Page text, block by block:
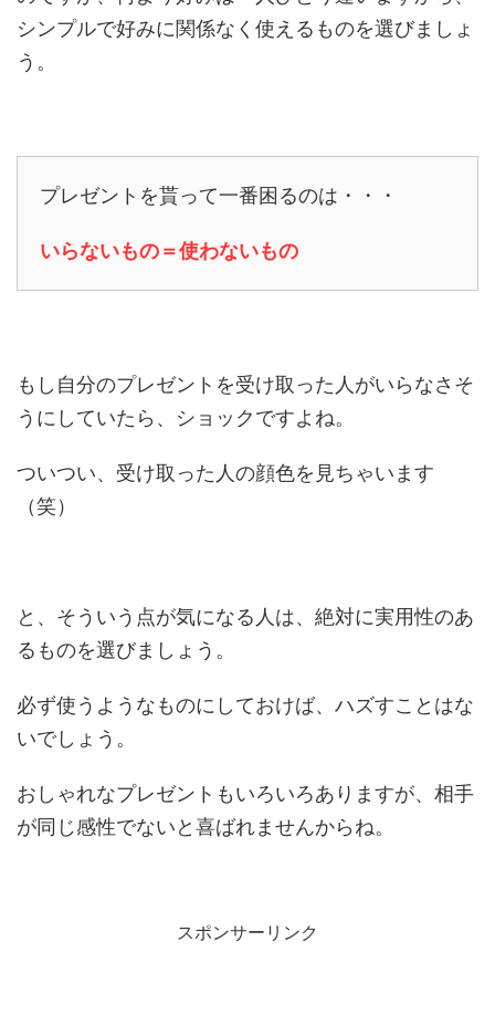
シンプルで好みに関係なく使えるものを選びましょ
う。
プレゼントを貰って一番困るのは・・・
いらないもの＝使わないもの
もし自分のプレゼントを受け取った人がいらなさそ
うにしていたら、ショックですよね。
ついつい、受け取った人の顔色を見ちゃいます
（笑）
と、そういう点が気になる人は、絶対に実用性のあ
るものを選びましょう。
必ず使うようなものにしておけば、ハズすことはな
いでしょう。
おしゃれなプレゼントもいろいろありますが、相手
が同じ感性でないと喜ばれませんからね。
スポンサーリンク